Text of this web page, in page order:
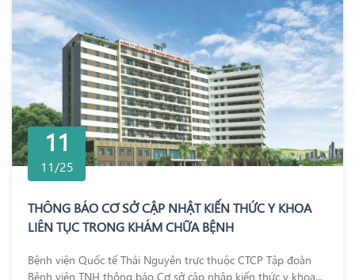
11
11/25
THÔNG BÁO CƠ SỞ CẬP NHẬT KIẾN THỨC Y KHOA
LIÊN TỤC TRONG KHÁM CHỮA BỆNH
Bệnh viện Quốc tế Thái Nguyên trực thuộc CTCP Tập đoàn
Bệnh viện TNH thông báo Cơ sở cập nhập kiến thức y khoa...